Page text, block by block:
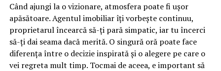
Când ajungi la o vizionare, atmosfera poate fi ușor
apăsătoare. Agentul imobiliar îți vorbește continuu,
proprietarul încearcă să-ți pară simpatic, iar tu încerci
să-ți dai seama dacă merită. O singură oră poate face
diferența între o decizie inspirată și o alegere pe care o
vei regreta mult timp. Tocmai de aceea, e important să